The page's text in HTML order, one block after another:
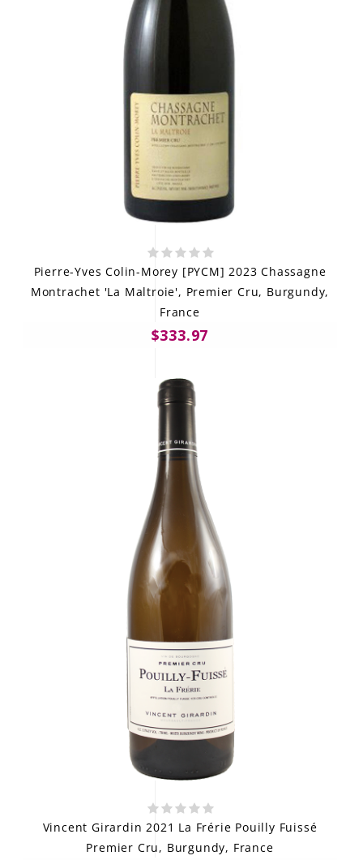
Pierre-Yves Colin-Morey [PYCM] 2023 Chassagne
Montrachet 'La Maltroie', Premier Cru, Burgundy,
France
$333.97
Vincent Girardin 2021 La Frérie Pouilly Fuissé
Premier Cru, Burgundy, France